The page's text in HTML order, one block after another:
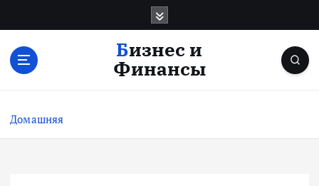
с
Бизнес и
Финансы
Домашняя